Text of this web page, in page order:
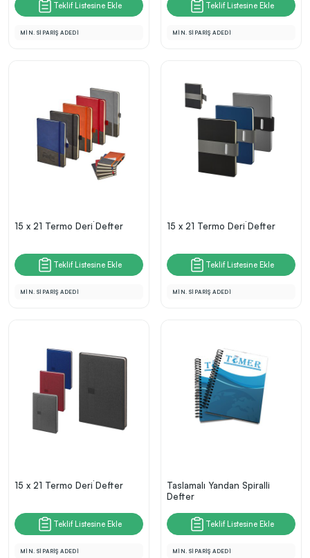
Teklif Listesine Ekle
MİN. SİPARİŞ ADEDİ
Teklif Listesine Ekle
MİN. SİPARİŞ ADEDİ
15 x 21 Termo Deri̇ Defter
Teklif Listesine Ekle
MİN. SİPARİŞ ADEDİ
15 x 21 Termo Deri̇ Defter
Teklif Listesine Ekle
MİN. SİPARİŞ ADEDİ
15 x 21 Termo Deri̇ Defter
Teklif Listesine Ekle
MİN. SİPARİŞ ADEDİ
Taslamalı Yandan Spiralli
Defter
Teklif Listesine Ekle
MİN. SİPARİŞ ADEDİ